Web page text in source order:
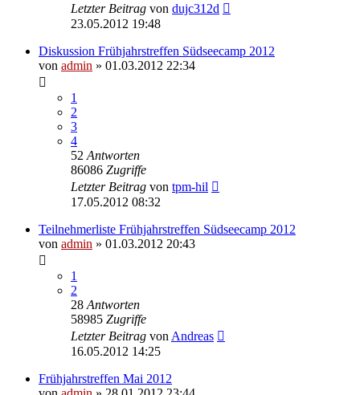
Letzter Beitrag von dujc312d
23.05.2012 19:48
Diskussion Frühjahrstreffen Südseecamp 2012
von admin » 01.03.2012 22:34
1
2
3
4
52 Antworten
86086 Zugriffe
Letzter Beitrag von tpm-hil
17.05.2012 08:32
Teilnehmerliste Frühjahrstreffen Südseecamp 2012
von admin » 01.03.2012 20:43
1
2
28 Antworten
58985 Zugriffe
Letzter Beitrag von Andreas
16.05.2012 14:25
Frühjahrstreffen Mai 2012